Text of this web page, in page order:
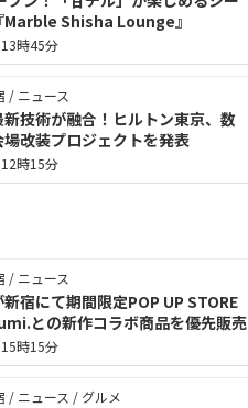
Marble Shisha Lounge』
時45分
/ ニュース
技術が融合！ヒルトン東京、数
改装プロジェクトを発表
時15分
/ ニュース
新宿にて期間限定POP UP STORE
との新作コラボ商品を優先販売
時15分
/ ニュース / グルメ